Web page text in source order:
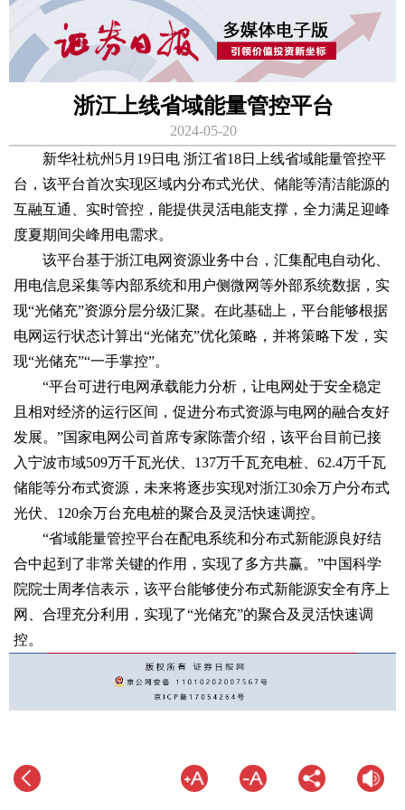
浙江上线省域能量管控平台
2024-05-20
新华社杭州5月19日电 浙江省18日上线省域能量管控平
台，该平台首次实现区域内分布式光伏、储能等清洁能源的
互融互通、实时管控，能提供灵活电能支撑，全力满足迎峰
度夏期间尖峰用电需求。
该平台基于浙江电网资源业务中台，汇集配电自动化、
用电信息采集等内部系统和用户侧微网等外部系统数据，实
现“光储充”资源分层分级汇聚。在此基础上，平台能够根据
电网运行状态计算出“光储充”优化策略，并将策略下发，实
现“光储充”“一手掌控”。
“平台可进行电网承载能力分析，让电网处于安全稳定
且相对经济的运行区间，促进分布式资源与电网的融合友好
发展。”国家电网公司首席专家陈蕾介绍，该平台目前已接
入宁波市域509万千瓦光伏、137万千瓦充电桩、62.4万千瓦
储能等分布式资源，未来将逐步实现对浙江30余万户分布式
光伏、120余万台充电桩的聚合及灵活快速调控。
“省域能量管控平台在配电系统和分布式新能源良好结
合中起到了非常关键的作用，实现了多方共赢。”中国科学
院院士周孝信表示，该平台能够使分布式新能源安全有序上
网、合理充分利用，实现了“光储充”的聚合及灵活快速调
控。